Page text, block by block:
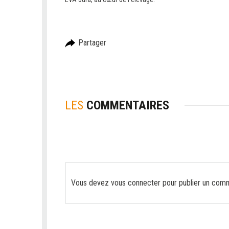
Partager
LES COMMENTAIRES
Vous devez vous connecter pour publier un